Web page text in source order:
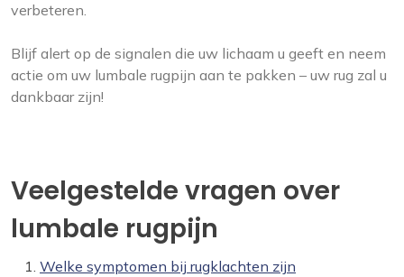
verbeteren.
Blijf alert op de signalen die uw lichaam u geeft en neem
actie om uw lumbale rugpijn aan te pakken – uw rug zal u
dankbaar zijn!
Veelgestelde vragen over
lumbale rugpijn
Welke symptomen bij rugklachten zijn